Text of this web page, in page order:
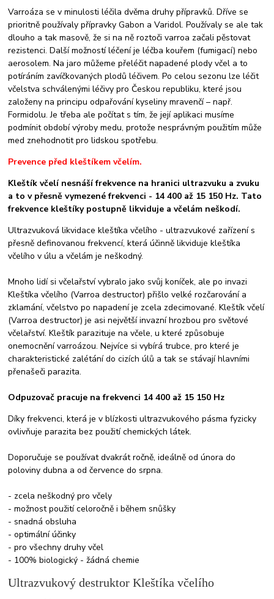
Varroáza se v minulosti léčila dvěma druhy přípravků. Dříve se
prioritně používaly přípravky Gabon a Varidol. Používaly se ale tak
dlouho a tak masově, že si na ně roztoči varroa začali pěstovat
rezistenci. Další možností léčení je léčba kouřem (fumigací) nebo
aerosolem. Na jaro můžeme přeléčit napadené plody včel a to
potíráním zavíčkovaných plodů léčivem. Po celou sezonu lze léčit
včelstva schválenými léčivy pro Českou republiku, které jsou
založeny na principu odpařování kyseliny mravenčí – např.
Formidolu. Je třeba ale počítat s tím, že její aplikaci musíme
podmínit období výroby medu, protože nesprávným použitím může
med znehodnotit pro lidskou spotřebu.
Prevence před kleštíkem včelím.
Kleštík včelí nesnáší frekvence na hranici ultrazvuku a zvuku
a to v přesně vymezené frekvenci - 14 400 až 15 150 Hz. Tato
frekvence kleštíky postupně likviduje a včelám neškodí.
Ultrazvuková likvidace kleštíka včelího - ultrazvukové zařízení s
přesně definovanou frekvencí, která účinně likviduje kleštíka
včelího v úlu a včelám je neškodný.
Mnoho lidí si včelařství vybralo jako svůj koníček, ale po invazi
Kleštíka včelího (Varroa destructor) přišlo velké rozčarování a
zklamání, včelstvo po napadení je zcela zdecimované. Kleštík včelí
(Varroa destructor) je asi největší invazní hrozbou pro světové
včelařství. Kleštík parazituje na včele, u které způsobuje
onemocnění varroázou. Nejvíce si vybírá trubce, pro které je
charakteristické zalétání do cizích úlů a tak se stávají hlavními
přenašeči parazita.
Odpuzovač pracuje na frekvenci 14 400 až 15 150 Hz
Díky frekvenci, která je v blízkosti ultrazvukového pásma fyzicky
ovlivňuje parazita bez použití chemických látek.
Doporučuje se používat dvakrát ročně, ideálně od února do
poloviny dubna a od července do srpna.
- zcela neškodný pro včely
- možnost použití celoročně i během snůšky
- snadná obsluha
- optimální účinky
- pro všechny druhy včel
- 100% biologický - žádná chemie
Ultrazvukový destruktor Kleštíka včelího